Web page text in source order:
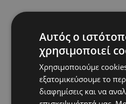
Αυτός ο
χρησιμοποιεί
Χρησιμοποιούμε
εξατομικεύσουμε το
διαφημίσεις και να